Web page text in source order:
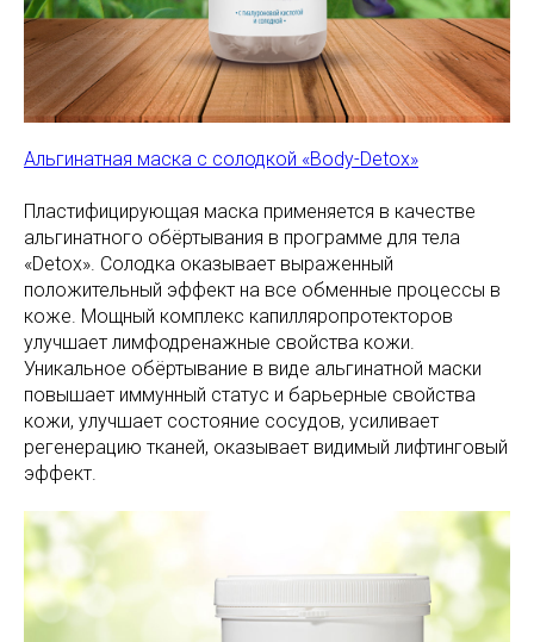
Альгинатная маска с солодкой «Body-Detox»
Пластифицирующая маска применяется в качестве
альгинатного обёртывания в программе для тела
«Detox». Солодка оказывает выраженный
положительный эффект на все обменные процессы в
коже. Мощный комплекс капилляропротекторов
улучшает лимфодренажные свойства кожи.
Уникальное обёртывание в виде альгинатной маски
повышает иммунный статус и барьерные свойства
кожи, улучшает состояние сосудов, усиливает
регенерацию тканей, оказывает видимый лифтинговый
эффект.